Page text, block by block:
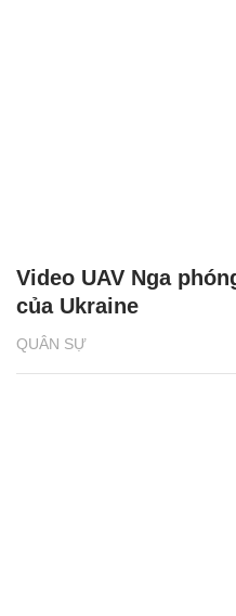
QUÂN SỰ
Video UAV Nga
của Ukraine